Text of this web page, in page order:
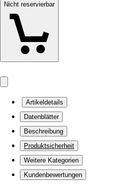
Nicht reservierbar
Artikeldetails
Datenblätter
Beschreibung
Produktsicherheit
Weitere Kategorien
Kundenbewertungen